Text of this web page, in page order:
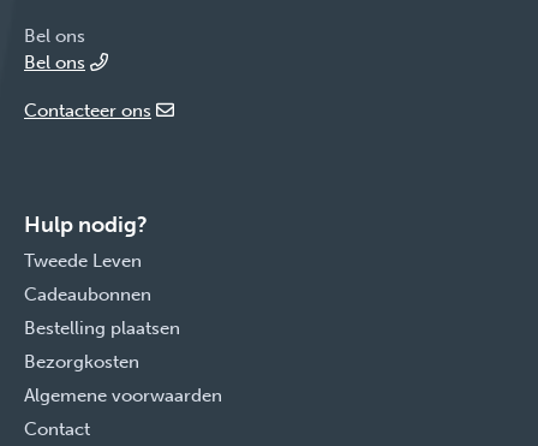
Bel ons
Bel ons
Contacteer ons
Hulp nodig?
Tweede Leven
Cadeaubonnen
Bestelling plaatsen
Bezorgkosten
Algemene voorwaarden
Contact